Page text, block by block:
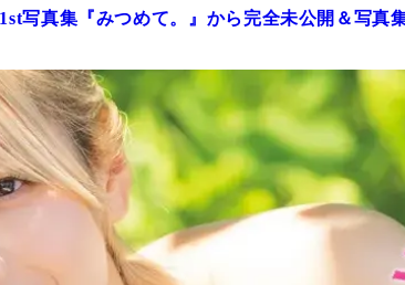
写真集『みつめて。』から完全未公開＆写